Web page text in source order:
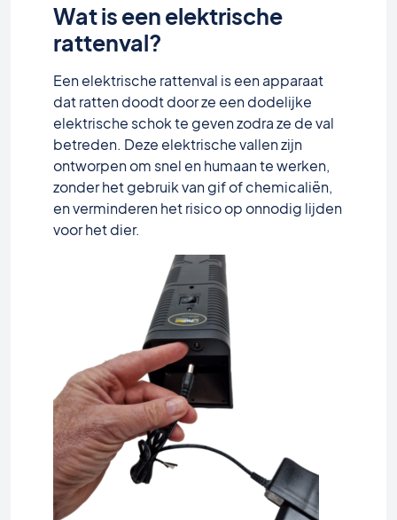
Wat is een elektrische
rattenval?
Een elektrische rattenval is een apparaat
dat ratten doodt door ze een dodelijke
elektrische schok te geven zodra ze de val
betreden. Deze elektrische vallen zijn
ontworpen om snel en humaan te werken,
zonder het gebruik van gif of chemicaliën,
en verminderen het risico op onnodig lijden
voor het dier.